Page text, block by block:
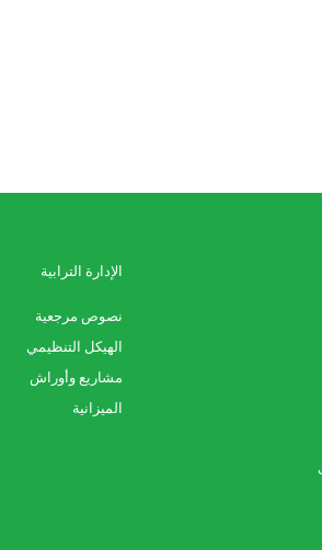
الإدارة الترابية
نصوص مرجعية
الهيكل التنظيمي
مشاريع وأوراش
الميزانية